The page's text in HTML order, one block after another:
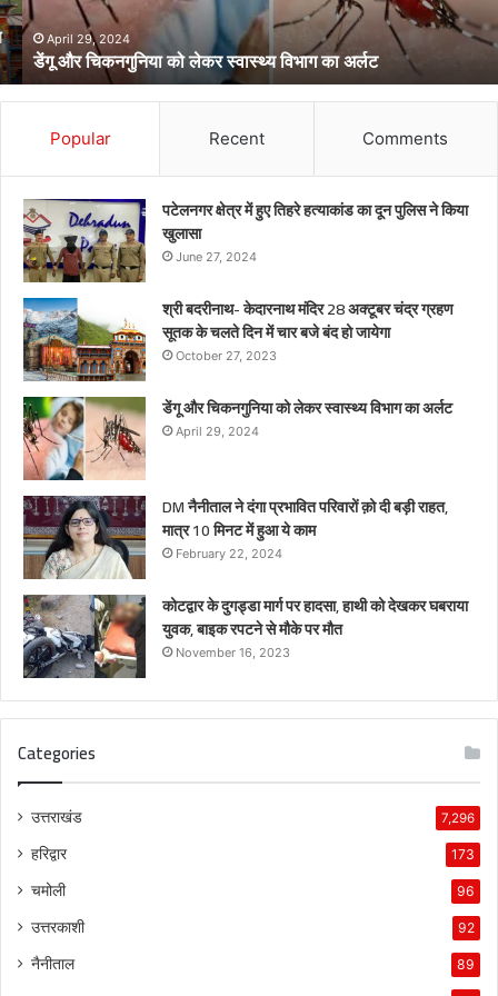
का
अर्लट April 29, 2024
डेंगू और चिकनगुनिया को लेकर स्वास्थ्य विभाग का अर्लट
Popular Recent Comments
पटेलनगर क्षेत्र में हुए तिहरे हत्याकांड का दून पुलिस ने किया
खुलासा
June 27, 2024
श्री बदरीनाथ- केदारनाथ मंदिर 28 अक्टूबर चंद्र ग्रहण
सूतक के चलते दिन में चार बजे बंद हो जायेगा
October 27, 2023
डेंगू और चिकनगुनिया को लेकर स्वास्थ्य विभाग का अर्लट
April 29, 2024
DM नैनीताल ने दंगा प्रभावित परिवारों क़ो दी बड़ी राहत,
मात्र 10 मिनट में हुआ ये काम
February 22, 2024
कोटद्वार के दुगड्डा मार्ग पर हादसा, हाथी को देखकर घबराया
युवक, बाइक रपटने से मौके पर मौत
November 16, 2023
Categories
उत्तराखंड 7,296
हरिद्वार 173
चमोली 96
उत्तरकाशी 92
नैनीताल 89